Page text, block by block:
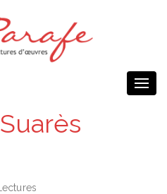
Suarès
Lectures